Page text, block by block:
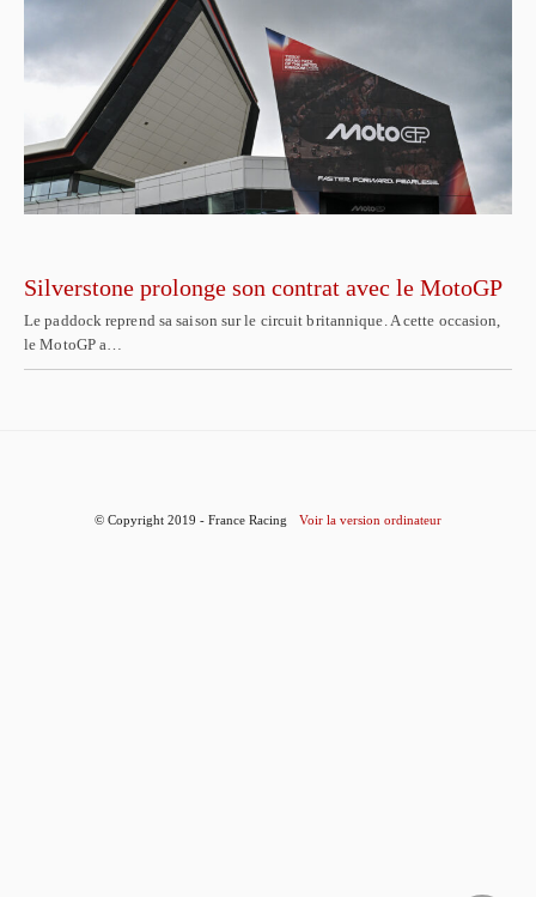
Silverstone prolonge son contrat avec le MotoGP
Le paddock reprend sa saison sur le circuit britannique. A cette occasion,
le MotoGP a…
© Copyright 2019 - France Racing Voir la version ordinateur